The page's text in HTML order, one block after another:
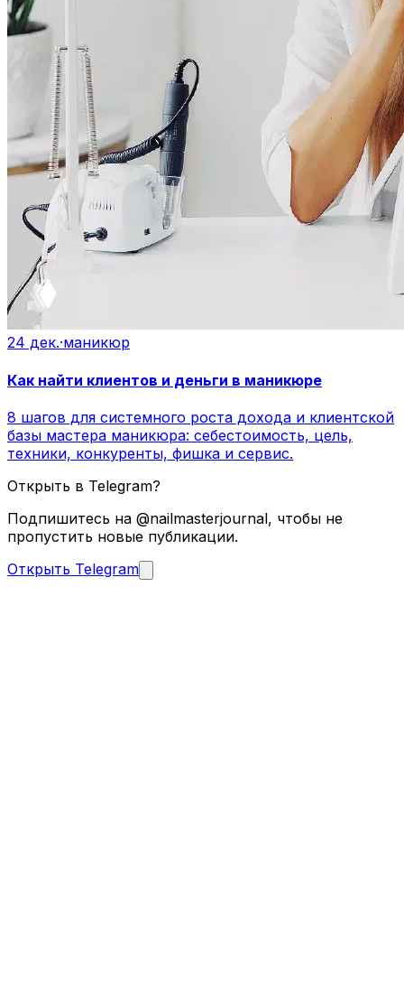
24 дек.·маникюр
Как найти клиентов и деньги в маникюре
8 шагов для системного роста дохода и клиентской
базы мастера маникюра: себестоимость, цель,
техники, конкуренты, фишка и сервис.
Открыть в Telegram?
Подпишитесь на @nailmasterjournal, чтобы не
пропустить новые публикации.
Открыть Telegram